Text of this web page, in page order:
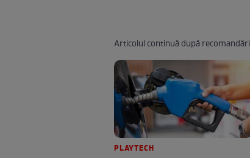
Articolul continuă după recomandări
PLAYTECH